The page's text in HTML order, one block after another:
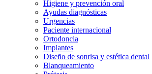
Higiene y prevención oral
Ayudas diagnósticas
Urgencias
Paciente internacional
Ortodoncia
Implantes
Diseño de sonrisa y estética dental
Blanqueamiento